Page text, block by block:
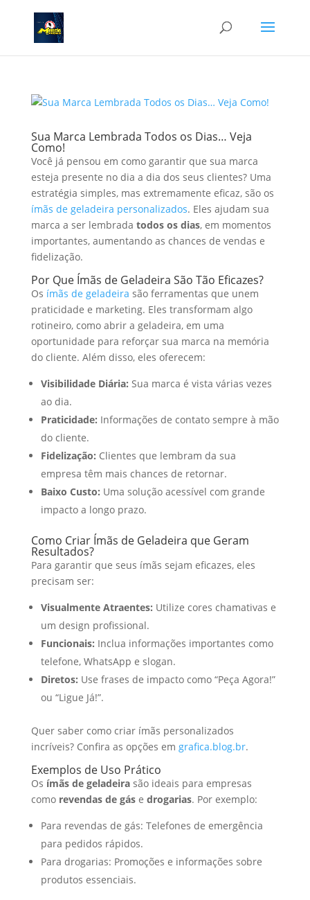
Sua Marca Lembrada Todos os Dias… Veja
Como!
Você já pensou em como garantir que sua marca
esteja presente no dia a dia dos seus clientes? Uma
estratégia simples, mas extremamente eficaz, são os
ímãs de geladeira personalizados. Eles ajudam sua
marca a ser lembrada todos os dias, em momentos
importantes, aumentando as chances de vendas e
fidelização.
Por Que Ímãs de Geladeira São Tão Eficazes?
Os ímãs de geladeira são ferramentas que unem
praticidade e marketing. Eles transformam algo
rotineiro, como abrir a geladeira, em uma
oportunidade para reforçar sua marca na memória
do cliente. Além disso, eles oferecem:
Visibilidade Diária: Sua marca é vista várias vezes
ao dia.
Praticidade: Informações de contato sempre à mão
do cliente.
Fidelização: Clientes que lembram da sua
empresa têm mais chances de retornar.
Baixo Custo: Uma solução acessível com grande
impacto a longo prazo.
Como Criar Ímãs de Geladeira que Geram
Resultados?
Para garantir que seus ímãs sejam eficazes, eles
precisam ser:
Visualmente Atraentes: Utilize cores chamativas e
um design profissional.
Funcionais: Inclua informações importantes como
telefone, WhatsApp e slogan.
Diretos: Use frases de impacto como “Peça Agora!”
ou “Ligue Já!”.
Quer saber como criar ímãs personalizados
incríveis? Confira as opções em grafica.blog.br.
Exemplos de Uso Prático
Os ímãs de geladeirasão ideais para empresas
como revendas de gáse drogarias. Por exemplo:
Para revendas de gás: Telefones de emergência
para pedidos rápidos.
Para drogarias: Promoções e informações sobre
produtos essenciais.